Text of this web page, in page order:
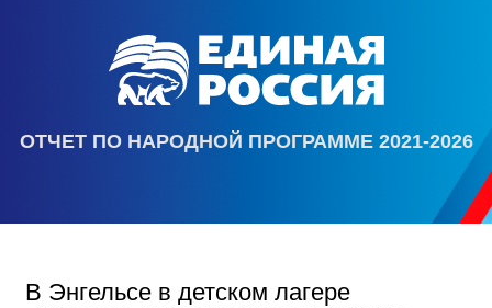
ОТЧЕТ ПО НАРОДНОЙ ПРОГРАММЕ 2021-2026
В Энгельсе в детском лагере